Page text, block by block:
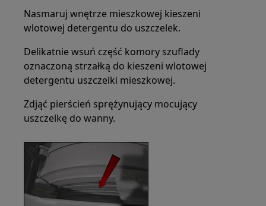
Nasmaruj wnętrze mieszkowej kieszeni
wlotowej detergentu do uszczelek.
Delikatnie wsuń część komory szuflady
oznaczoną strzałką do kieszeni wlotowej
detergentu uszczelki mieszkowej.
Zdjąć pierścień sprężynujący mocujący
uszczelkę do wanny.